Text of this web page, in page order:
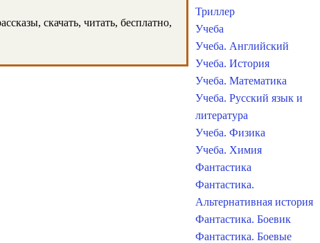
скачать, читать, бесплатно,
Триллер
Учеба
Учеба. Английский
Учеба. История
Учеба. Математика
Учеба. Русский язык и
литература
Учеба. Физика
Учеба. Химия
Фантастика
Фантастика.
Альтернативная история
Фантастика. Боевик
Фантастика. Боевые